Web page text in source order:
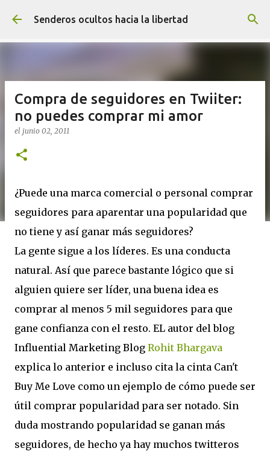
Ir al contenido principal
Senderos ocultos hacia la libertad
Compra de seguidores en Twiiter:
no puedes comprar mi amor
el junio 02, 2011
¿Puede una marca comercial o personal comprar
seguidores para aparentar una popularidad que
no tiene y así ganar más seguidores?
La gente sigue a los líderes. Es una conducta
natural. Así que parece bastante lógico que si
alguien quiere ser líder, una buena idea es
comprar al menos 5 mil seguidores para que
gane confianza con el resto. EL autor del blog
Influential Marketing Blog Rohit Bhargava
explica lo anterior e incluso cita la cinta Can't
Buy Me Love como un ejemplo de cómo puede ser
útil comprar popularidad para ser notado. Sin
duda mostrando popularidad se ganan más
seguidores, de hecho ya hay muchos twitteros